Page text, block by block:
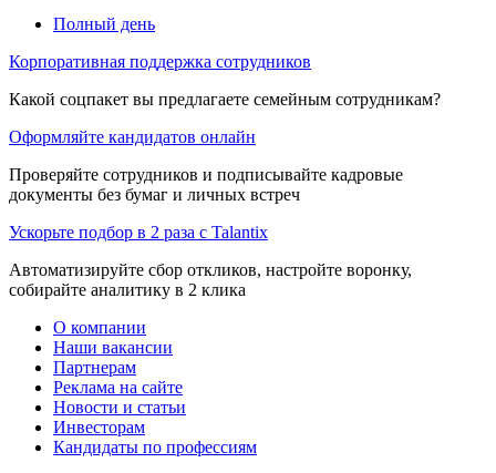
Полный день
Корпоративная поддержка сотрудников
Какой соцпакет вы предлагаете семейным сотрудникам?
Оформляйте кандидатов онлайн
Проверяйте сотрудников и подписывайте кадровые
документы без бумаг и личных встреч
Ускорьте подбор в 2 раза с Talantix
Автоматизируйте сбор откликов, настройте воронку,
собирайте аналитику в 2 клика
О компании
Наши вакансии
Партнерам
Реклама на сайте
Новости и статьи
Инвесторам
Кандидаты по профессиям